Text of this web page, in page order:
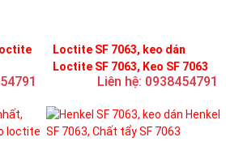
Loctite SF 7063, keo dán
Loctite SF 7063, Keo SF 7063
Liên hệ: 0938454791